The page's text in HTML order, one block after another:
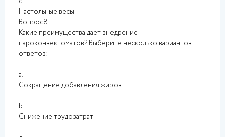
Настольные весы
Вопрос8
Какие преимущества дает внедрение
пароконвектоматов? Выберите несколько вариантов
ответов:
a.
Сокращение добавления жиров
b.
Снижение трудозатрат